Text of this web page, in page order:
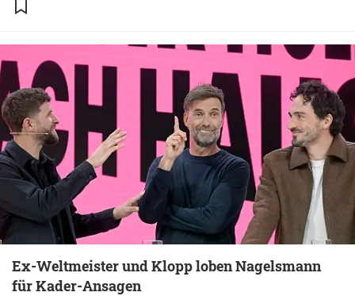
Ex-Weltmeister und Klopp loben Nagelsmann
für Kader-Ansagen